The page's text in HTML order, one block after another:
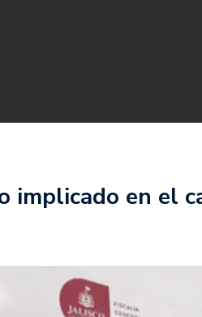
implicado en el